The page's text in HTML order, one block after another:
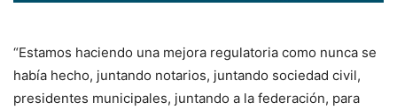
“Estamos haciendo una mejora regulatoria como nunca se
había hecho, juntando notarios, juntando sociedad civil,
presidentes municipales, juntando a la federación, para